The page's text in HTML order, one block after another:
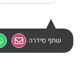
לכל מוצרי היצרן
שתף סידרה